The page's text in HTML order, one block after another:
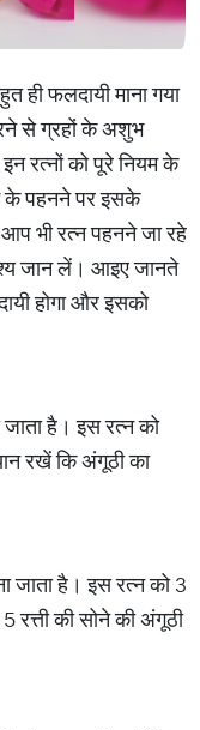
ही फलदायी माना गया
से ग्रहों के अशुभ
रत्नों को पूरे नियम के
के पहनने पर इसके
भी रत्न पहनने जा रहे
जान लें। आइए जानते
होगा और इसको
जाता है। इस रत्न को
रखें कि अंगूठी का
जाता है। इस रत्न को 3
की सोने की अंगूठी